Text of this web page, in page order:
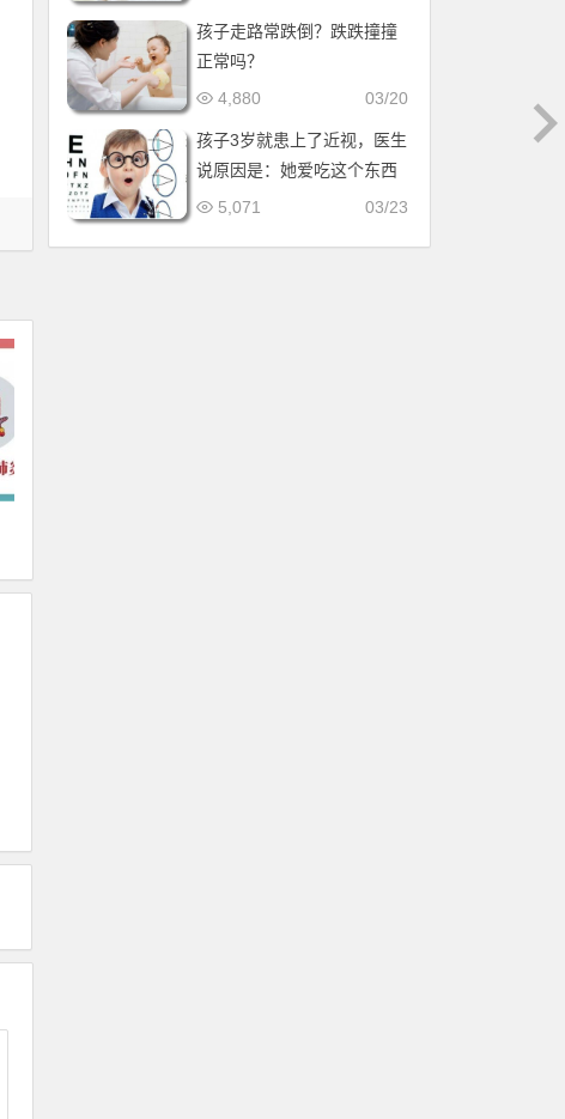
孩子走路常跌倒？跌跌撞撞
正常吗？
03/20
4,880
孩子3岁就患上了近视，医生
说原因是：她爱吃这个东西
03/23
5,071